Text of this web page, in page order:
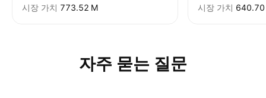
시장 가치 ‪773.52 M‬
시장 가치 ‪640.70
자주 묻는 질문